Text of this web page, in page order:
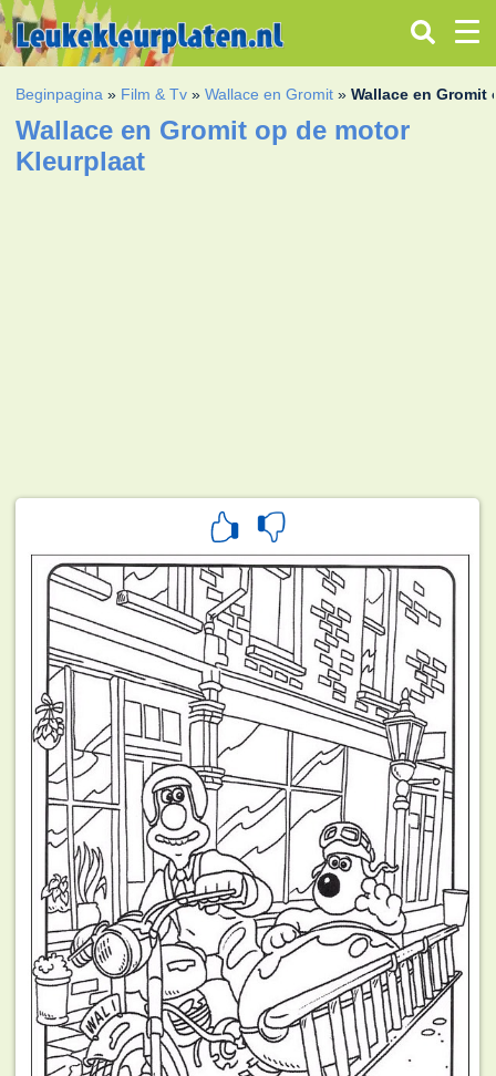
Beginpagina » Film & Tv »Wallace en Gromit »Wallace en Gromit
Wallace en Gromit op de motor
Kleurplaat